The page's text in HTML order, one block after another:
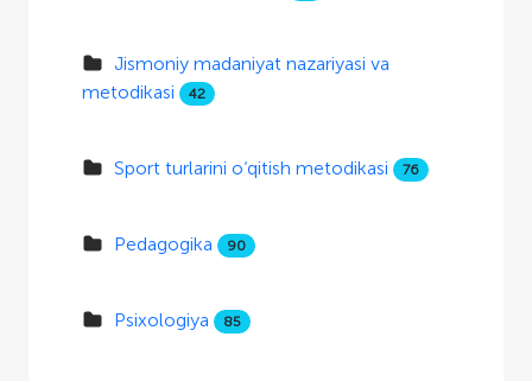
Jismoniy madaniyat nazariyasi va
metodikasi
42
Sport turlarini o‘qitish metodikasi 76
Pedagogika 90
Psixologiya 85